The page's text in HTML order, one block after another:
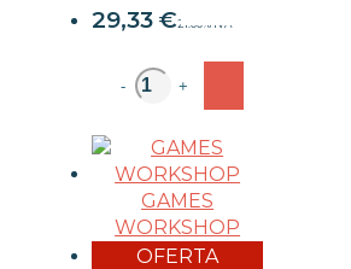
29,33 €21.00% IVA
- +
GAMES
WORKSHOP
OFERTA